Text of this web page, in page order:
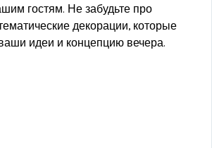
гостям. Не забудьте про
декорации, которые
идеи и концепцию вечера.